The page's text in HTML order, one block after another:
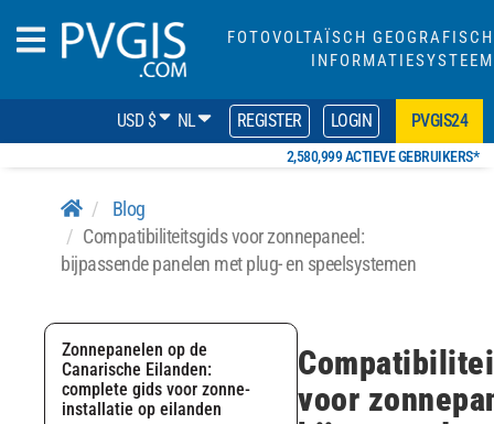
FOTOVOLTAÏSCH GEOGRAFISCH
INFORMATIESYSTEEM
USD $ NL REGISTER LOGIN PVGIS24
2,580,999 ACTIEVE GEBRUIKERS*
Blog
Compatibiliteitsgids voor zonnepaneel:
bijpassende panelen met plug- en speelsystemen
Zonnepanelen op de
Canarische Eilanden:
complete gids voor zonne-
installatie op eilanden
voor